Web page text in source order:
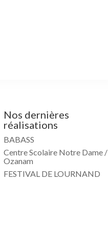
Nos dernières
réalisations
BABASS
Centre Scolaire Notre Dame /
Ozanam
FESTIVAL DE LOURNAND